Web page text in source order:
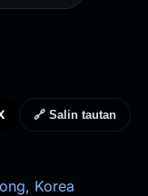
🔗 Salin tautan
Korea